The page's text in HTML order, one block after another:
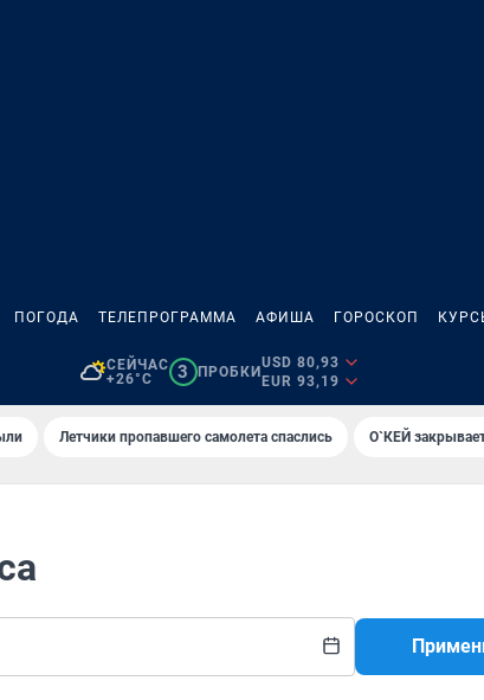
ПОГОДА ТЕЛЕПРОГРАММА АФИША ГОРОСКОП
СЕЙЧАС
+26°C
3 ПРОБКИ
USD 80,93
EUR 93,19
Летчики пропавшего самолета спаслись О`КЕЙ